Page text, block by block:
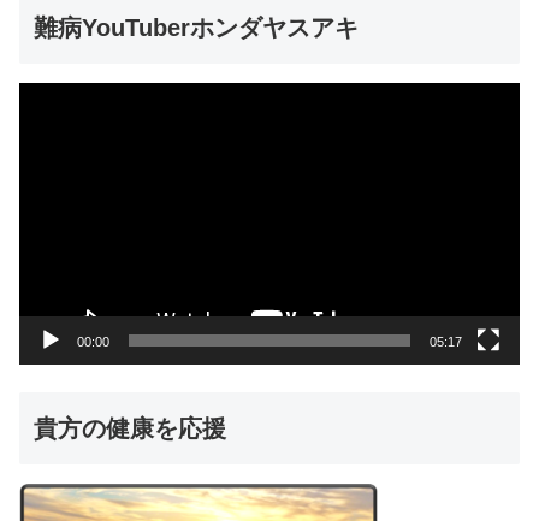
難病YouTuberホンダヤスアキ
00:00 05:17
貴方の健康を応援